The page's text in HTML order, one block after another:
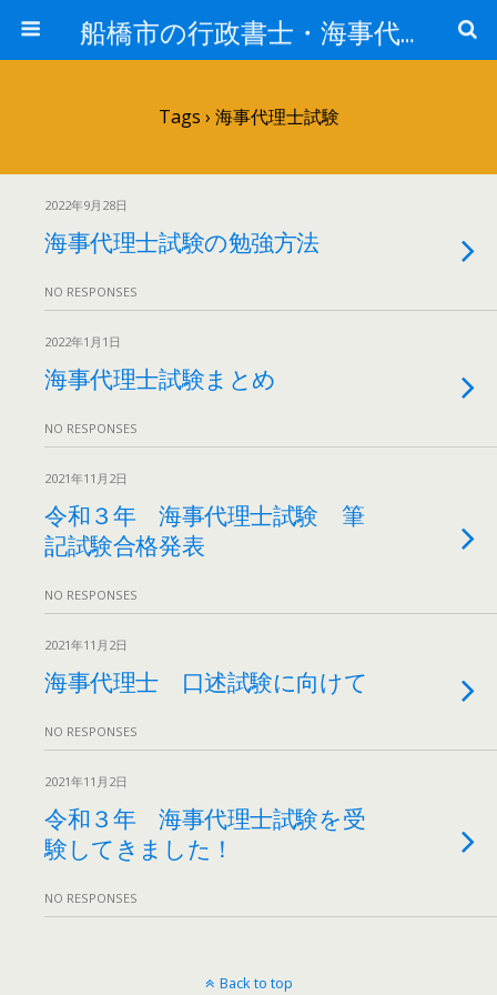
船橋市の行政書士・海事代理士のつぶやき
Tags › 海事代理士試験
2022年9月28日
海事代理士試験の勉強方法
NO RESPONSES
2022年1月1日
海事代理士試験まとめ
NO RESPONSES
2021年11月2日
令和３年 海事代理士試験 筆
記試験合格発表
NO RESPONSES
2021年11月2日
海事代理士 口述試験に向けて
NO RESPONSES
2021年11月2日
令和３年 海事代理士試験を受
験してきました！
NO RESPONSES
Back to top